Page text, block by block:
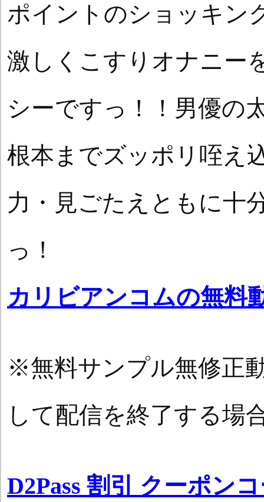
ポイントのショッキン
激しくこすりオナニー
シーですっ！！男優の
根本までズッポリ咥え
力・見ごたえともに十
っ！
カリビアンコムの無料
※無料サンプル無修正
して配信を終了する場
D2Pass 割引 クーポン